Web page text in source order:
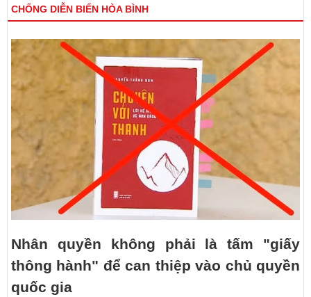
CHỐNG DIỄN BIẾN HÒA BÌNH
Nhân quyền không phải là tấm "giấy
thông hành" để can thiệp vào chủ quyền
quốc gia